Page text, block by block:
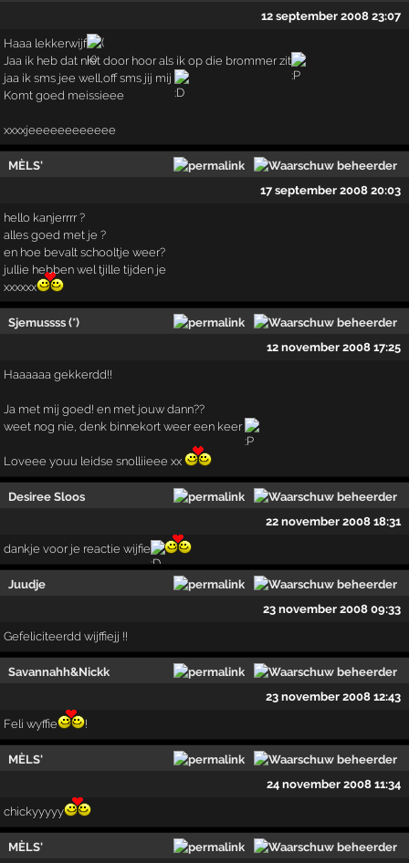
12 september 2008 23:07
Haaa lekkerwijf
Jaa ik heb dat niet door hoor als ik op die brommer zit
jaa ik sms jee well,off sms jij mij
Komt goed meissieee
xxxxjeeeeeeeeeeee
MÈLS'
17 september 2008 20:03
hello kanjerrrr ?
alles goed met je ?
en hoe bevalt schooltje weer?
jullie hebben wel tjille tijden je
xxxxxx
Sjemussss (*)
12 november 2008 17:25
Haaaaaa gekkerdd!!
Ja met mij goed! en met jouw dann??
weet nog nie, denk binnekort weer een keer
Loveee youu leidse snolliieee xx
Desiree Sloos
22 november 2008 18:31
dankje voor je reactie wijfie
Juudje
23 november 2008 09:33
Gefeliciteerdd wijffiejj !!
Savannahh&Nickk
23 november 2008 12:43
Feli wyffie !
MÈLS'
24 november 2008 11:34
chickyyyyy
MÈLS'